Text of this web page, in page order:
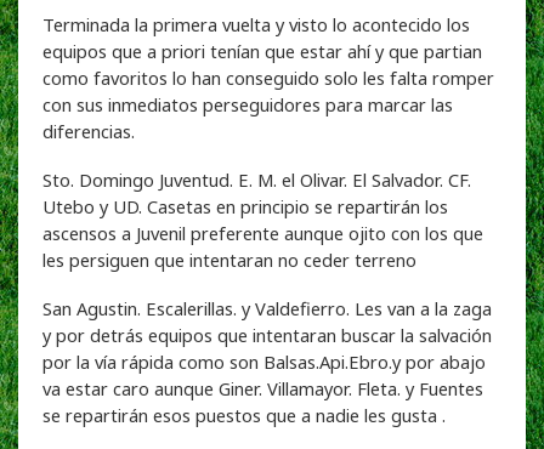
Terminada la primera vuelta y visto lo acontecido los
equipos que a priori tenían que estar ahí y que partian
como favoritos lo han conseguido solo les falta romper
con sus inmediatos perseguidores para marcar las
diferencias.
Sto. Domingo Juventud. E. M. el Olivar. El Salvador. CF.
Utebo y UD. Casetas en principio se repartirán los
ascensos a Juvenil preferente aunque ojito con los que
les persiguen que intentaran no ceder terreno
San Agustin. Escalerillas. yValdefierro. Les van a la zaga
y por detrás equipos que intentaran buscar la salvación
por la vía rápida como son Balsas.Api.Ebro.y por abajo
va estar caro aunque Giner. Villamayor. Fleta. y Fuentes
se repartirán esos puestos que a nadie les gusta .